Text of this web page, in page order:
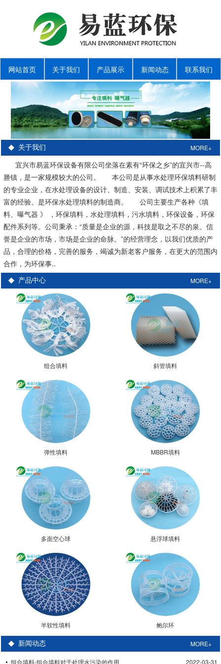
网站首页 关于我们 产品展示 新闻动态 联系我们
关于我们 MORE+
宜兴市易蓝环保设备有限公司坐落在素有“环保之乡”的宜兴市--高
塍镇，是一家规模较大的公司。 本公司是从事水处理环保填料研制
的专业企业，在水处理设备的设计、制造、安装、调试技术上积累了丰
富的经验。是环保水处理填料的制造商。 公司主要生产各种《填
料、曝气器 》 ，环保填料，水处理填料，污水填料，环保设备，环保
配件系列等。公司秉承：“质量是企业的源，科技是取之不尽的泉。信
誉是企业的市场，市场是企业的命脉。”的经营理念，以我们优质的产
品，合理的价格，完善的服务，竭诚为新老客户服务，在更大的范围内
合作，为环保事..
产品中心 MORE+
组合填料 斜管填料
弹性填料 MBBR填料
多面空心球 悬浮球填料
半软性填料 鲍尔环
新闻动态 MORE+
组合填料-组合填料对于处理水污染的作用 2022-03-31